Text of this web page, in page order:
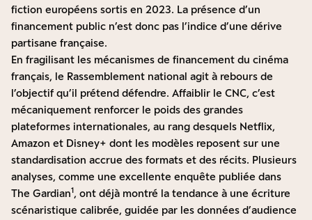
fiction européens sortis en 2023. La présence d’un
financement public n’est donc pas l’indice d’une dérive
partisane française.
En fragilisant les mécanismes de financement du cinéma
français, le Rassemblement national agit à rebours de
l’objectif qu’il prétend défendre. Affaiblir le CNC, c’est
mécaniquement renforcer le poids des grandes
plateformes internationales, au rang desquels Netflix,
Amazon et Disney+ dont les modèles reposent sur une
standardisation accrue des formats et des récits. Plusieurs
analyses, comme une excellente enquête publiée dans
The Gardian1, ont déjà montré la tendance à une écriture
scénaristique calibrée, guidée par les données d’audience